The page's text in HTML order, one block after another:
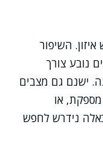
השיפור
נובע צורך
ישנם גם מצבים
או
נידרש לחפש